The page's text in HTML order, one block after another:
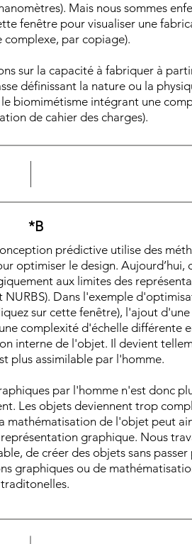
à 200 nanomètres). Mais nous
1. Nous travaillons sur la
de masse définissant la
de cahier des charges).
Mais nous sommes
fenêtre pour visualiser une
complexe, par copiage).
sur la capacité à fabriquer à
définissant la nature ou la
biomimétisme intégrant une
de cahier des charges).
prédictive utilise des
optimiser le design. Aujourd’hui,
aux limites des
Dans l'exemple
sur cette fenêtre), l'ajout d'une
complexité d'échelle différente
interne de l'objet. Il devient
plus assimilable par l'homme.
par l'homme n'est donc
Les objets deviennent trop
mathématisation de l'objet peut
graphique. Nous
de créer des objets sans passer
graphiques ou de
traditonelles.
*B